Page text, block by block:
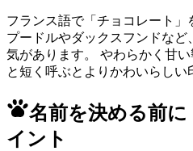
フランス語で「チョコレート」
プードルやダックスフンドなど
気があります。 やわらかく甘い
と短く呼ぶとよりかわいらしい
名前を決める前
イント